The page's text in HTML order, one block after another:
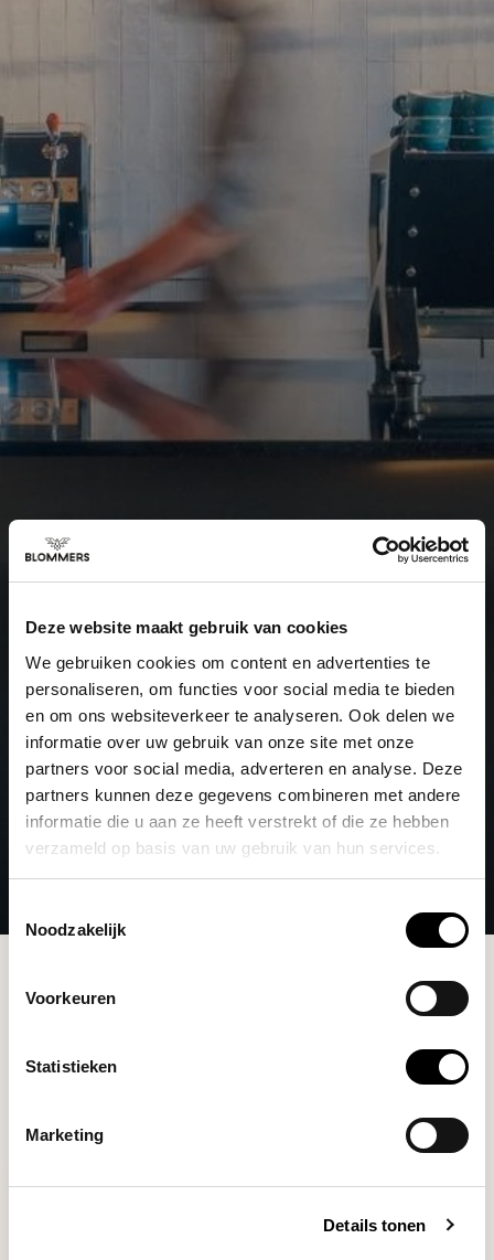
Deze website maakt gebruik van cookies
We gebruiken cookies om content en advertenties te
personaliseren, om functies voor social media te bieden
en om ons websiteverkeer te analyseren. Ook delen we
informatie over uw gebruik van onze site met onze
partners voor social media, adverteren en analyse. Deze
partners kunnen deze gegevens combineren met andere
informatie die u aan ze heeft verstrekt of die ze hebben
verzameld op basis van uw gebruik van hun services.
Noodzakelijk
Voorkeuren
Statistieken
Marketing
Details tonen